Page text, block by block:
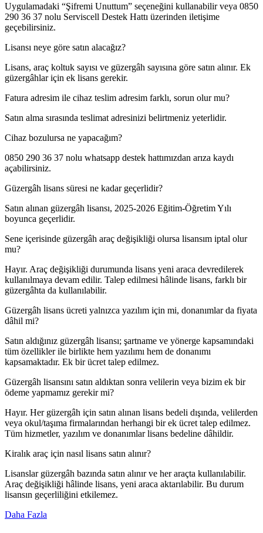
Uygulamadaki “Şifremi Unuttum” seçeneğini kullanabilir veya 0850
290 36 37 nolu Serviscell Destek Hattı üzerinden iletişime
geçebilirsiniz.
Lisansı neye göre satın alacağız?
Lisans, araç koltuk sayısı ve güzergâh sayısına göre satın alınır. Ek
güzergâhlar için ek lisans gerekir.
Fatura adresim ile cihaz teslim adresim farklı, sorun olur mu?
Satın alma sırasında teslimat adresinizi belirtmeniz yeterlidir.
Cihaz bozulursa ne yapacağım?
0850 290 36 37 nolu whatsapp destek hattımızdan arıza kaydı
açabilirsiniz.
Güzergâh lisans süresi ne kadar geçerlidir?
Satın alınan güzergâh lisansı, 2025-2026 Eğitim-Öğretim Yılı
boyunca geçerlidir.
Sene içerisinde güzergâh araç değişikliği olursa lisansım iptal olur
mu?
Hayır. Araç değişikliği durumunda lisans yeni araca devredilerek
kullanılmaya devam edilir. Talep edilmesi hâlinde lisans, farklı bir
güzergâhta da kullanılabilir.
Güzergâh lisans ücreti yalnızca yazılım için mi, donanımlar da fiyata
dâhil mi?
Satın aldığınız güzergâh lisansı; şartname ve yönerge kapsamındaki
tüm özellikler ile birlikte hem yazılımı hem de donanımı
kapsamaktadır. Ek bir ücret talep edilmez.
Güzergâh lisansını satın aldıktan sonra velilerin veya bizim ek bir
ödeme yapmamız gerekir mi?
Hayır. Her güzergâh için satın alınan lisans bedeli dışında, velilerden
veya okul/taşıma firmalarından herhangi bir ek ücret talep edilmez.
Tüm hizmetler, yazılım ve donanımlar lisans bedeline dâhildir.
Kiralık araç için nasıl lisans satın alınır?
Lisanslar güzergâh bazında satın alınır ve her araçta kullanılabilir.
Araç değişikliği hâlinde lisans, yeni araca aktarılabilir. Bu durum
lisansın geçerliliğini etkilemez.
Daha Fazla